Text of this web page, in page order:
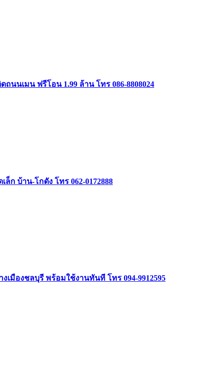
นนเมน ฟรีโอน 1.99 ล้าน โทร 086-8808024
บ้าน-โกดัง โทร 062-0172888
องชลบุรี พร้อมใช้งานทันที โทร 094-9912595